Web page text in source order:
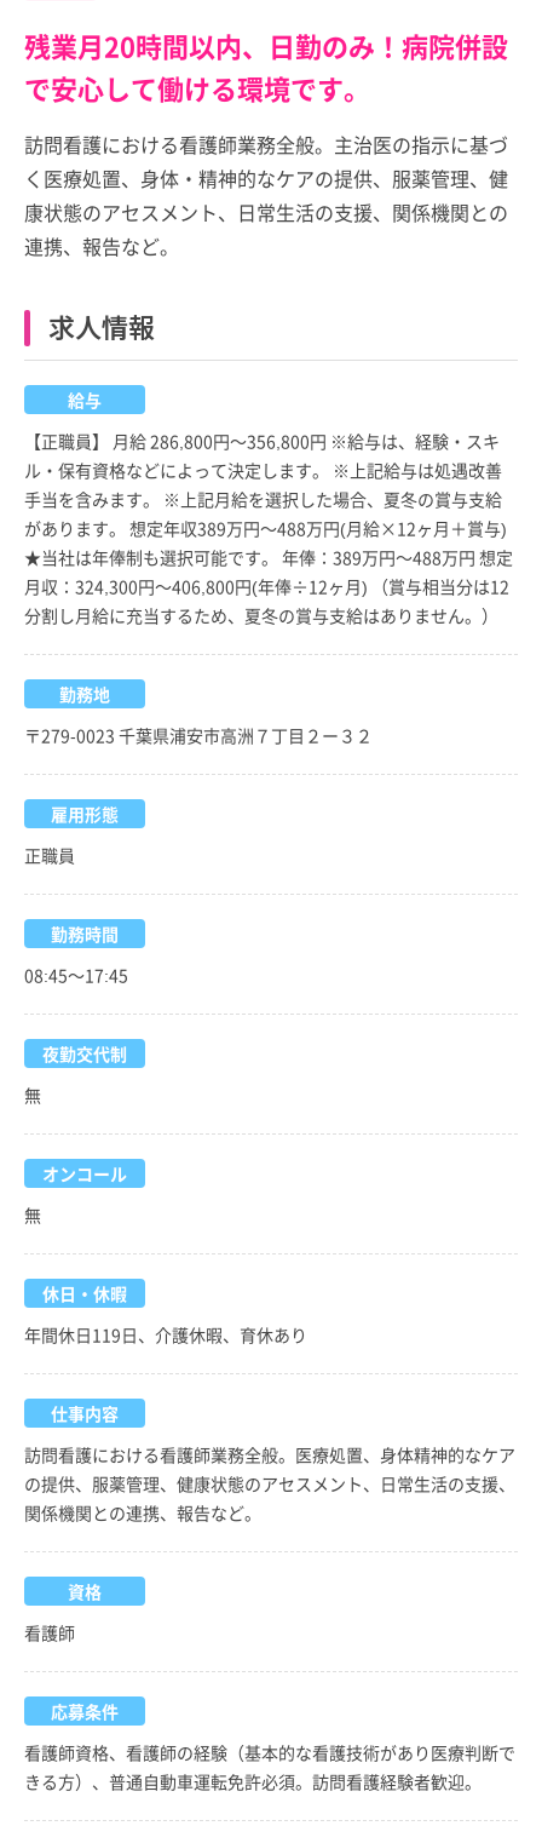
残業月20時間以内、日勤のみ！病院併設
で安心して働ける環境です。
訪問看護における看護師業務全般。主治医の指示に基づ
く医療処置、身体・精神的なケアの提供、服薬管理、健
康状態のアセスメント、日常生活の支援、関係機関との
連携、報告など。
求人情報
給与
【正職員】 月給 286,800円～356,800円 ※給与は、経験・スキ
ル・保有資格などによって決定します。 ※上記給与は処遇改善
手当を含みます。 ※上記月給を選択した場合、夏冬の賞与支給
があります。 想定年収389万円～488万円(月給×12ヶ月＋賞与)
★当社は年俸制も選択可能です。 年俸：389万円～488万円 想定
月収：324,300円～406,800円(年俸÷12ヶ月) （賞与相当分は12
分割し月給に充当するため、夏冬の賞与支給はありません。）
勤務地
〒279-0023 千葉県浦安市高洲７丁目２ー３２
雇用形態
正職員
勤務時間
08:45～17:45
夜勤交代制
無
オンコール
無
休日・休暇
年間休日119日、介護休暇、育休あり
仕事内容
訪問看護における看護師業務全般。医療処置、身体精神的なケア
の提供、服薬管理、健康状態のアセスメント、日常生活の支援、
関係機関との連携、報告など。
資格
看護師
応募条件
看護師資格、看護師の経験（基本的な看護技術があり医療判断で
きる方）、普通自動車運転免許必須。訪問看護経験者歓迎。